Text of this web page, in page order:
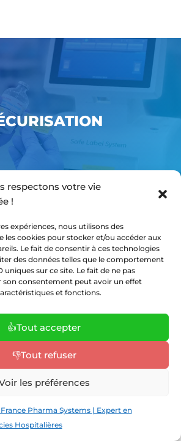
respectons votre vie
!
expériences, nous utilisons des
les cookies pour stocker et/ou accéder aux
Le fait de consentir à ces technologies
des données telles que le comportement
uniques sur ce site. Le fait de ne pas
son consentement peut avoir un effet
et fonctions.
👍Tout accepter
👎Tout refuser
les préférences
Pharma Systems | Expert en
Hospitalières
| SLS –Safe Label